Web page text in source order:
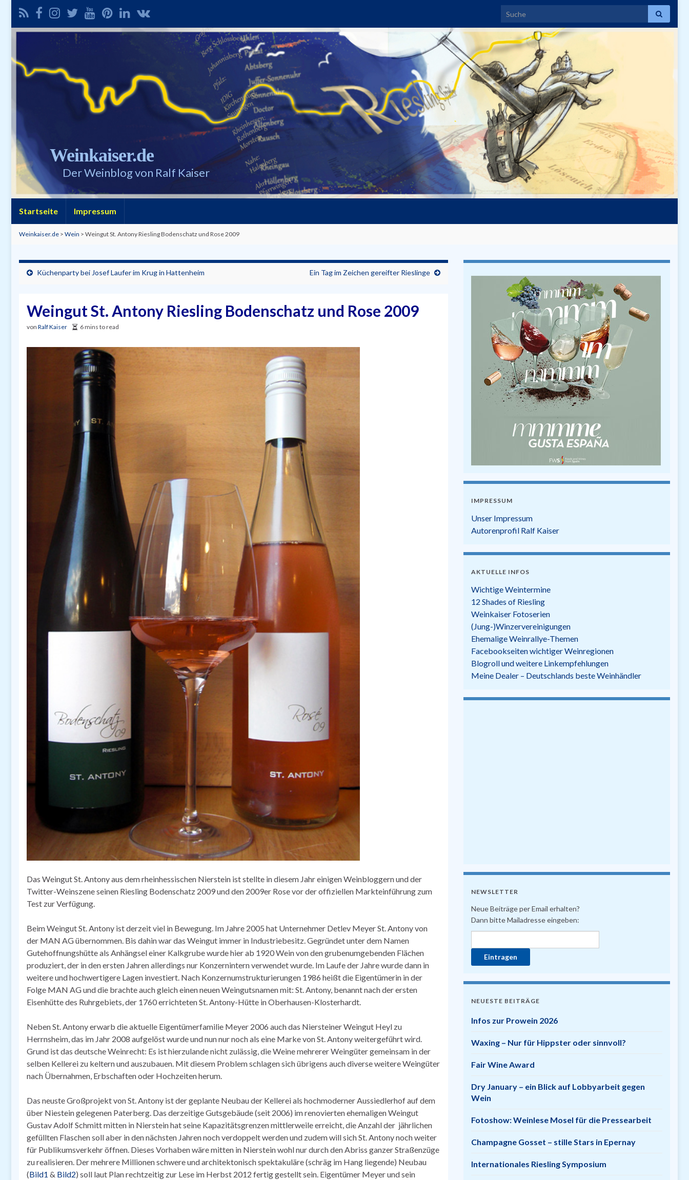
Search for:
Weinkaiser.de
Der Weinblog von Ralf Kaiser
Startseite Impressum
Weinkaiser.de > Wein > Weingut St. Antony Riesling Bodenschatz und Rose 2009
Küchenparty bei Josef Laufer im Krug in Hattenheim Ein Tag im Zeichen gereifter Rieslinge
Weingut St. Antony Riesling Bodenschatz und Rose 2009
von Ralf Kaiser 6 mins to read
Das Weingut St. Antony aus dem rheinhessischen Nierstein ist stellte in diesem Jahr einigen Weinbloggern und der
Twitter-Weinszene seinen Riesling Bodenschatz 2009 und den 2009er Rose vor der offiziellen Markteinführung zum
Test zur Verfügung.
Beim Weingut St. Antony ist derzeit viel in Bewegung. Im Jahre 2005 hat Unternehmer Detlev Meyer St. Antony von
der MAN AG übernommen. Bis dahin war das Weingut immer in Industriebesitz. Gegründet unter dem Namen
Gutehoffnungshütte als Anhängsel einer Kalkgrube wurde hier ab 1920 Wein von den grubenumgebenden Flächen
produziert, der in den ersten Jahren allerdings nur Konzernintern verwendet wurde. Im Laufe der Jahre wurde dann in
weitere und hochwertigere Lagen investiert. Nach Konzernumstrukturierungen 1986 heißt die Eigentümerin in der
Folge MAN AG und die brachte auch gleich einen neuen Weingutsnamen mit: St. Antony, benannt nach der ersten
Eisenhütte des Ruhrgebiets, der 1760 errichteten St. Antony-Hütte in Oberhausen-Klosterhardt.
Neben St. Antony erwarb die aktuelle Eigentümerfamilie Meyer 2006 auch das Niersteiner Weingut Heyl zu
Herrnsheim, das im Jahr 2008 aufgelöst wurde und nun nur noch als eine Marke von St. Antony weitergeführt wird.
Grund ist das deutsche Weinrecht: Es ist hierzulande nicht zulässig, die Weine mehrerer Weingüter gemeinsam in der
selben Kellerei zu keltern und auszubauen. Mit diesem Problem schlagen sich übrigens auch diverse weitere Weingüter
nach Übernahmen, Erbschaften oder Hochzeiten herum.
Das neuste Großprojekt von St. Antony ist der geplante Neubau der Kellerei als hochmoderner Aussiedlerhof auf dem
über Niestein gelegenen Paterberg. Das derzeitige Gutsgebäude (seit 2006) im renovierten ehemaligen Weingut
Gustav Adolf Schmitt mitten in Nierstein hat seine Kapazitätsgrenzen mittlerweile erreicht, die Anzahl der jährlichen
gefüllten Flaschen soll aber in den nächsten Jahren noch verdoppelt werden und zudem will sich St. Antony noch weiter
für Publikumsverkehr öffnen. Dieses Vorhaben wäre mitten in Nierstein wohl nur durch den Abriss ganzer Straßenzüge
zu realisieren. Der mehrere Millionen schwere und architektonisch spektakuläre (schräg im Hang liegende) Neubau
(Bild1 & Bild2) soll laut Plan rechtzeitig zur Lese im Herbst 2012 fertig gestellt sein. Eigentümer Meyer und sein
IMPRESSUM
Unser Impressum
Autorenprofil Ralf Kaiser
AKTUELLE INFOS
Wichtige Weintermine
12 Shades of Riesling
Weinkaiser Fotoserien
(Jung-)Winzervereinigungen
Ehemalige Weinrallye-Themen
Facebookseiten wichtiger Weinregionen
Blogroll und weitere Linkempfehlungen
Meine Dealer – Deutschlands beste Weinhändler
NEWSLETTER
Neue Beiträge per Email erhalten?
Dann bitte Mailadresse eingeben:
NEUESTE BEITRÄGE
Infos zur Prowein 2026
Waxing – Nur für Hippster oder sinnvoll?
Fair Wine Award
Dry January – ein Blick auf Lobbyarbeit gegen
Wein
Fotoshow: Weinlese Mosel für die Pressearbeit
Champagne Gosset – stille Stars in Epernay
Internationales Riesling Symposium